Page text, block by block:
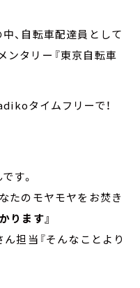
、自転車配達員として
ンタリー『東京自転車
タイムフリーで！
す。
たのモヤモヤをお焚き
ります』
担当『そんなことより